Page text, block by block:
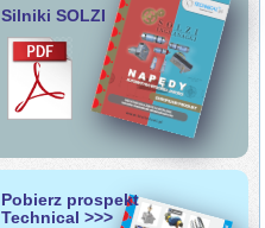
Silniki SOLZI
Pobierz prospekt
Technical >>>